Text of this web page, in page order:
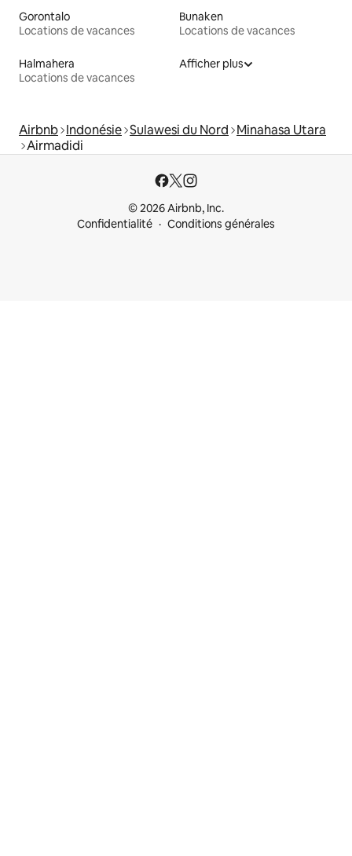
Gorontalo
Locations de vacances
Bunaken
Locations de vacances
Halmahera
Locations de vacances
Afficher plus
Airbnb Indonésie Sulawesi du Nord Minahasa Utara
Airmadidi
© 2026 Airbnb, Inc.
Confidentialité
Conditions générales